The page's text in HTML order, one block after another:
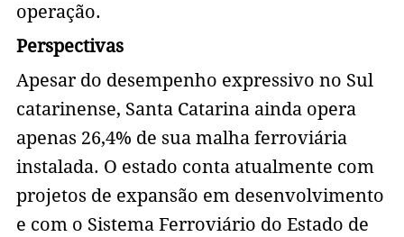
operação.
Perspectivas
Apesar do desempenho expressivo no Sul
catarinense, Santa Catarina ainda opera
apenas 26,4% de sua malha ferroviária
instalada. O estado conta atualmente com
projetos de expansão em desenvolvimento
e com o Sistema Ferroviário do Estado de